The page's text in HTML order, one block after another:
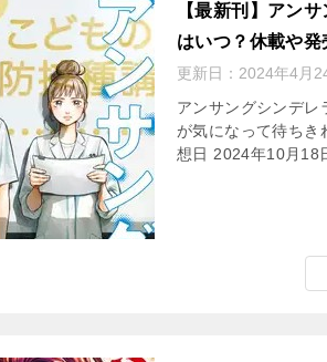
【最新刊】アン
はいつ？休載や
更新日： 2024年4月
アンサングシンデレ
が気になって待ちき
想日 2024年10月18